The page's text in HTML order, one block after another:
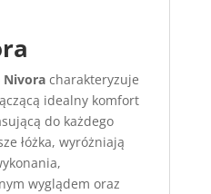
Nivora charakteryzuje
idealny komfort
do każdego
łóżka, wyróżniają
wyglądem oraz